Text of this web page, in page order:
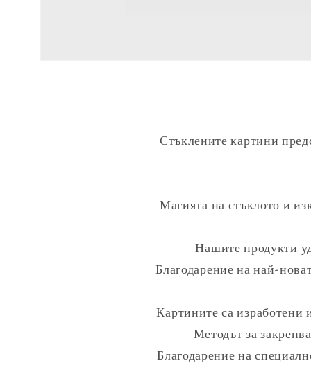
Стъклените картини
Магията на стъклото и
Нашите продукти
Благодарение на най-
Картините са изработени
Методът за
Благодарение на